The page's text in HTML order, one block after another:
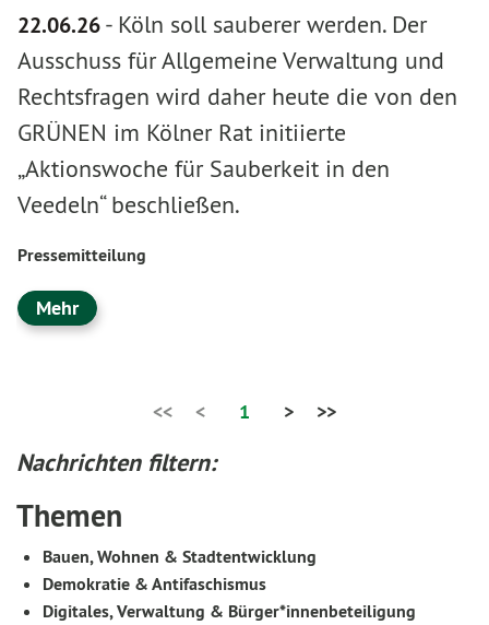
22.06.26- Köln soll sauberer werden. Der
Ausschuss für Allgemeine Verwaltung und
Rechtsfragen wird daher heute die von den
GRÜNEN im Kölner Rat initiierte
„Aktionswoche für Sauberkeit in den
Veedeln“ beschließen.
Pressemitteilung
Mehr
<< < 1 > >>
Nachrichten filtern:
Themen
Bauen, Wohnen & Stadtentwicklung
Demokratie & Antifaschismus
Digitales, Verwaltung & Bürger*innenbeteiligung